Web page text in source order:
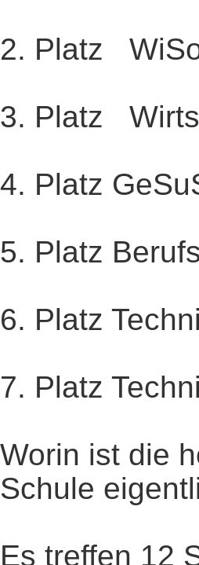
2. Platz
3. Platz
4. Platz
5. Platz
6. Platz
7. Platz
Worin ist die
Schule
Es treffen 12